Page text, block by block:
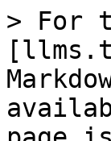
> For